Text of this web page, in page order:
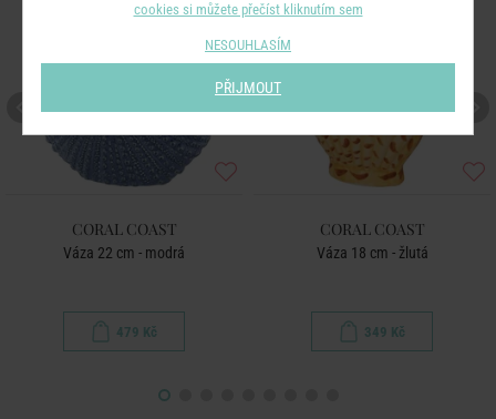
CORAL COAST
Váza 22 cm - modrá
479 Kč
CORAL COAST
Váza 18 cm - žlutá
349 Kč
cookies si můžete přečíst kliknutím sem
NESOUHLASÍM
PŘIJMOUT